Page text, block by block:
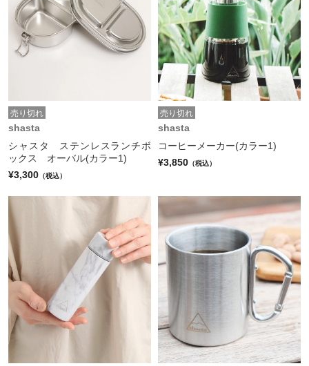
売り切れ
shasta
シャスタ ステンレスランチボ
ックス オーバル(カラー1)
¥3,300 （税込）
売り切れ
shasta
コーヒーメーカー(カラー1)
¥3,850 （税込）